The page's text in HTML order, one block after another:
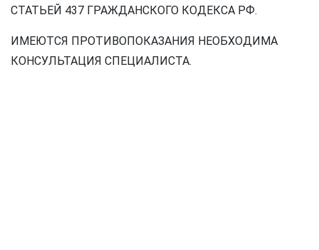
СТАТЬЕЙ 437 ГРАЖДАНСКОГО КОДЕКСА РФ.
ИМЕЮТСЯ ПРОТИВОПОКАЗАНИЯ НЕОБХОДИМА
КОНСУЛЬТАЦИЯ СПЕЦИАЛИСТА.